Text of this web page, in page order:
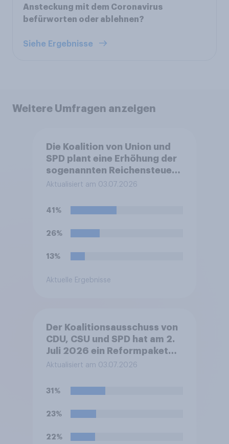
Ansteckung mit dem Coronavirus
befürworten oder ablehnen?
Siehe Ergebnisse
Weitere Umfragen anzeigen
Die Koalition von Union und
SPD plant eine Erhöhung der
sogenannten Reichensteuer.
Ab einem zu versteuernden
soll ein Steuersatz von 45
Prozent gelten, ab einem zu
versteuernden Einkommen
von 47 Prozent. Derzeit liegt
Prozent und greift ab einem
Reform oder lehnen Sie sie
ab?
Aktualisiert am 03.07.2026
41%
26%
13%
Aktuelle Ergebnisse
Der Koalitionsausschuss von
CDU, CSU und SPD hat am 2.
Juli 2026 ein Reformpaket
vorgestellt. Dieses umfasst
bei Steuern, Rente,
Gesundheit und Pflege sowie
zum Bürokratieabbau.
erwarten Sie insgesamt von
Aktualisiert am 03.07.2026
31%
23%
22%